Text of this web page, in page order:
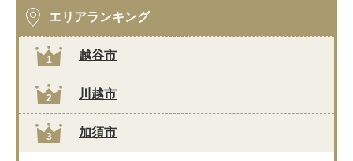
エリアランキング
1 越谷市
2 川越市
3 加須市